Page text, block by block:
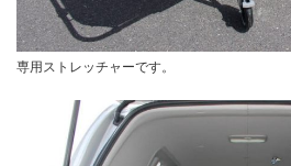
専用ストレッチャーです。